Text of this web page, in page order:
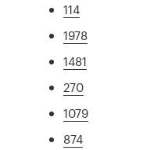
114
1978
1481
270
1079
874